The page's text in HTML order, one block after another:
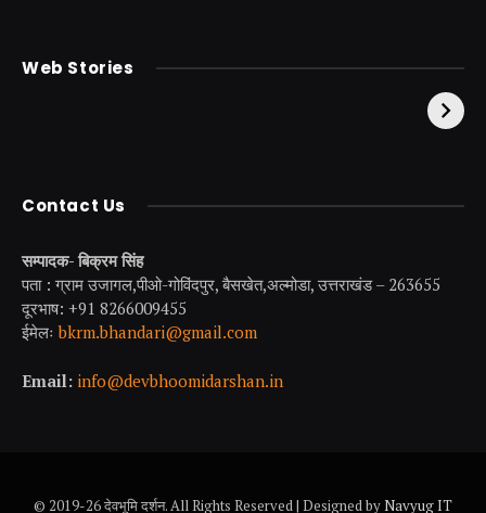
Web Stories
केदारनाथ से पहले होती है
उत्तराखंड की एक ऐसी
Contact Us
सम्पादक- बिक्रम सिंह
पता : ग्राम उजागल,पीओ-गोविंदपुर, बैसखेत,अल्मोडा, उत्तराखंड – 263655
दूरभाष: +91 8266009455
ईमेलःbkrm.bhandari@gmail.com
Email: info@devbhoomidarshan.in
© 2019-26 देवभूमि दर्शन. All Rights Reserved | Designed byNavyug IT